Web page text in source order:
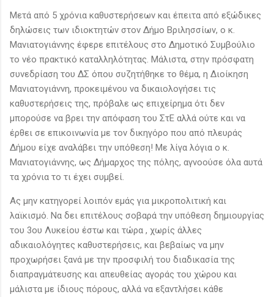
Μετά από 5 χρόνια καθυστερήσεων και έπειτα από εξώδικες
δηλώσεις των ιδιοκτητών στον Δήμο Βριλησσίων, ο κ.
Μανιατογιάννης έφερε επιτέλους στο Δημοτικό Συμβούλιο
το νέο πρακτικό καταλληλότητας. Μάλιστα, στην πρόσφατη
συνεδρίαση του ΔΣ όπου συζητήθηκε το θέμα, η Διοίκηση
Μανιατογιάννη, προκειμένου να δικαιολογήσει τις
καθυστερήσεις της, πρόβαλε ως επιχείρημα ότι δεν
μπορούσε να βρει την απόφαση του ΣτΕ αλλά ούτε και να
έρθει σε επικοινωνία με τον δικηγόρο που από πλευράς
Δήμου είχε αναλάβει την υπόθεση! Με λίγα λόγια ο κ.
Μανιατογιάννης, ως Δήμαρχος της πόλης, αγνοούσε όλα αυτά
τα χρόνια το τι έχει συμβεί.
Ας μην κατηγορεί λοιπόν εμάς για μικροπολιτική και
λαϊκισμό. Να δει επιτέλους σοβαρά την υπόθεση δημιουργίας
του 3ου Λυκείου έστω και τώρα , χωρίς άλλες
αδικαιολόγητες καθυστερήσεις, και βεβαίως να μην
προχωρήσει ξανά με την προσφιλή του διαδικασία της
διαπραγμάτευσης και απευθείας αγοράς του χώρου και
μάλιστα με ίδιους πόρους, αλλά να εξαντλήσει κάθε